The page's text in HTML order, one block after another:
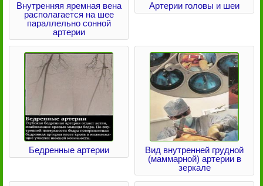
Внутренняя яремная вена
располагается на шее
параллельно сонной
артерии
Артерии головы и шеи
Бедренные артерии
Вид внутренней грудной
(маммарной) артерии в
зеркале